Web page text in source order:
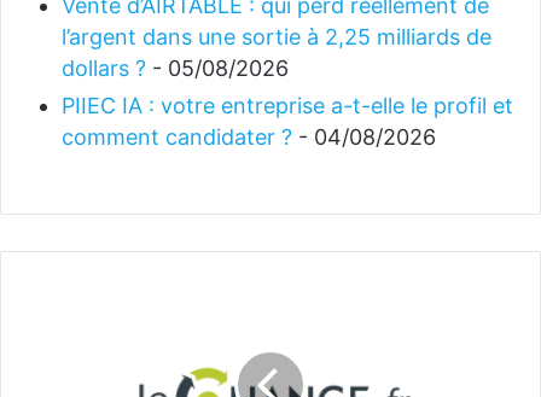
Vente d’AIRTABLE : qui perd réellement de
l’argent dans une sortie à 2,25 milliards de
dollars ? - 05/08/2026
PIIEC IA : votre entreprise a-t-elle le profil et
comment candidater ? - 04/08/2026